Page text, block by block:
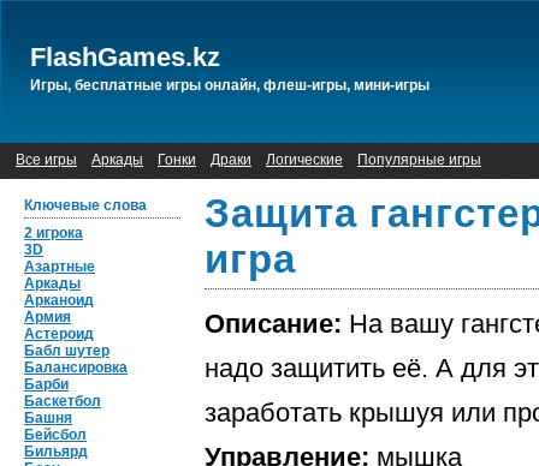
FlashGames.kz
Игры, бесплатные игры онлайн, флеш-игры, мини-игры
Все игры Аркады Гонки Драки Логические Популярные игры
Ключевые слова
2 игрока
3D
Азартные
Аркады
Арканоид
Армия
Астероид
Бабл шутер
Балансировка
Барби
Баскетбол
Башня
Бейсбол
Бильярд
Защита
игра
Описание: На вашу
надо защитить её. А для
заработать крышуя или
Управление: мышка